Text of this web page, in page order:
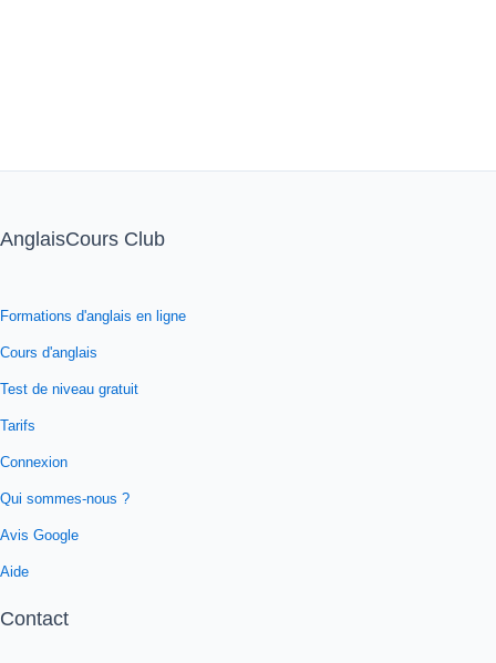
AnglaisCours Club
Formations d'anglais en ligne
Cours d'anglais
Test de niveau gratuit
Tarifs
Connexion
Qui sommes-nous ?
Avis Google
Aide
Contact